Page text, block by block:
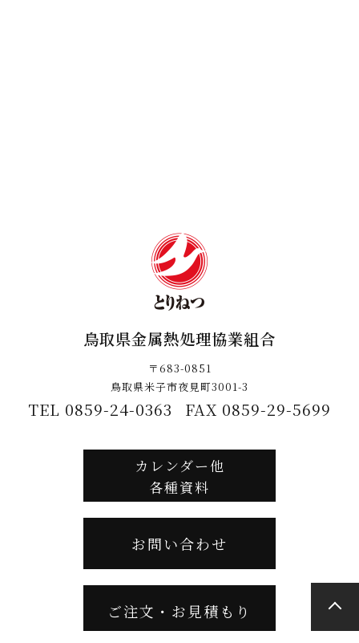
鳥取県金属熱処理協業組合
〒683-0851
鳥取県米子市夜見町3001-3
TEL 0859-24-0363 FAX 0859-29-5699
カレンダー他
各種資料
お問い合わせ
ご注文・お見積もり